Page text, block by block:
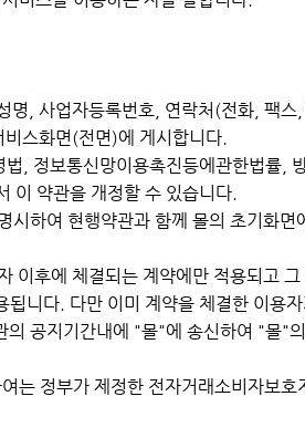
, 사업자등록번호, 연락처(전화, 팩스
스화면(전면)에 게시합니다.
, 정보통신망이용촉진등에관한법률,
이 약관을 개정할 수 있습니다.
하여 현행약관과 함께 몰의 초기화면
후에 체결되는 계약에만 적용되고 그
니다. 다만 이미 계약을 체결한 이용
공지기간내에 "몰"에 송신하여 "몰"
는 정부가 제정한 전자거래소비자보호